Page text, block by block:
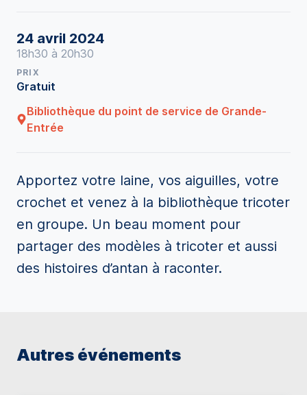
24 avril 2024
18h30 à 20h30
PRIX
Gratuit
Bibliothèque du point de service de Grande-
Entrée
Apportez votre laine, vos aiguilles, votre
crochet et venez à la bibliothèque tricoter
en groupe. Un beau moment pour
partager des modèles à tricoter et aussi
des histoires d’antan à raconter.
Autres événements